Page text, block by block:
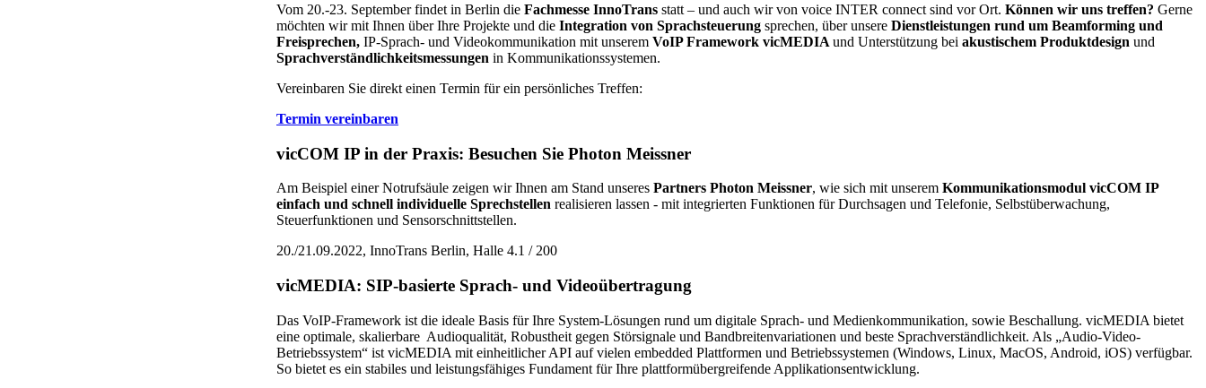
Vom 20.-23. September findet in Berlin die Fachmesse InnoTrans statt – und auch wir von voice INTER connect sind vor Ort. Können wir uns treffen? Gerne
möchten wir mit Ihnen über Ihre Projekte und die Integration von Sprachsteuerung sprechen, über unsere Dienstleistungen rund um Beamforming und
Freisprechen, IP-Sprach- und Videokommunikation mit unserem VoIP Framework vicMEDIA und Unterstützung bei akustischem Produktdesign und
Sprachverständlichkeitsmessungen in Kommunikationssystemen.
Vereinbaren Sie direkt einen Termin für ein persönliches Treffen:
Termin vereinbaren
vicCOM IP in der Praxis: Besuchen Sie Photon Meissner
Am Beispiel einer Notrufsäule zeigen wir Ihnen am Stand unseres Partners Photon Meissner, wie sich mit unserem Kommunikationsmodul vicCOM IP
einfach und schnell individuelle Sprechstellen realisieren lassen - mit integrierten Funktionen für Durchsagen und Telefonie, Selbstüberwachung,
Steuerfunktionen und Sensorschnittstellen.
20./21.09.2022, InnoTrans Berlin, Halle 4.1 / 200
vicMEDIA: SIP-basierte Sprach- und Videoübertragung
Das VoIP-Framework ist die ideale Basis für Ihre System-Lösungen rund um digitale Sprach- und Medienkommunikation, sowie Beschallung. vicMEDIA bietet
eine optimale, skalierbare Audioqualität, Robustheit gegen Störsignale und Bandbreitenvariationen und beste Sprachverständlichkeit. Als „Audio-Video-
Betriebssystem“ ist vicMEDIA mit einheitlicher API auf vielen embedded Plattformen und Betriebssystemen (Windows, Linux, MacOS, Android, iOS) verfügbar.
So bietet es ein stabiles und leistungsfähiges Fundament für Ihre plattformübergreifende Applikationsentwicklung.